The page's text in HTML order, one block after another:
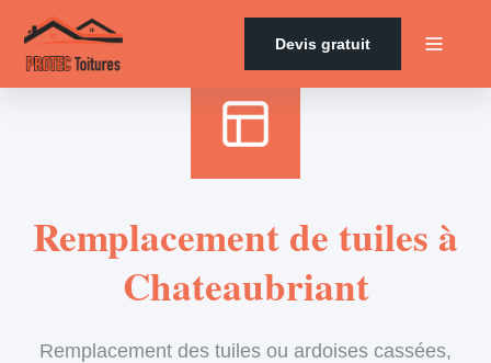
Devis gratuit
Remplacement de tuiles à
Chateaubriant
Remplacement des tuiles ou ardoises cassées,